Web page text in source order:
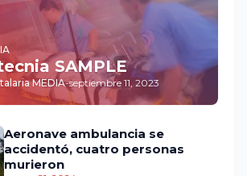
SAMPLE
MEDIA-septiembre 11, 2023
Aeronave ambulancia se
accidentó, cuatro personas
murieron